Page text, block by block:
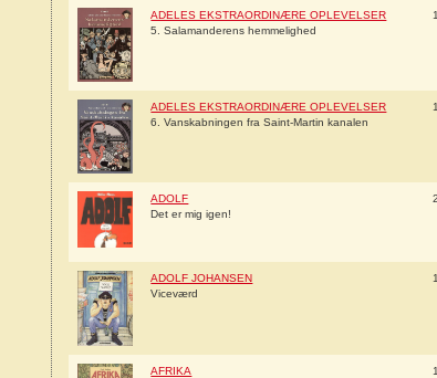
ADELES EKSTRAORDINÆRE OPLEVELSER
5. Salamanderens hemmelighed
ADELES EKSTRAORDINÆRE OPLEVELSER
6. Vanskabningen fra Saint-Martin kanalen
ADOLF
Det er mig igen!
ADOLF JOHANSEN
Viceværd
AFRIKA